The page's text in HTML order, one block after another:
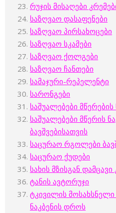
რუჯის მისაღები
საზღვაო დასაფენები
საზღვაო პირსახოცები
საზღვაო სკამები
საზღვაო ქოლგები
საზღვაო ჩანთები
სამაჯური-რეპელენტი
სარონგები
საშუალებები
საშუალებები მწერის
ბავშვებისათვის
საცურაო რგოლები
საცურაო ქუდები
სახის მზისგან დამცავი
ტანის ავტორუჯი
ტკივილის მოსახსნელი
ნაკბენის დროს